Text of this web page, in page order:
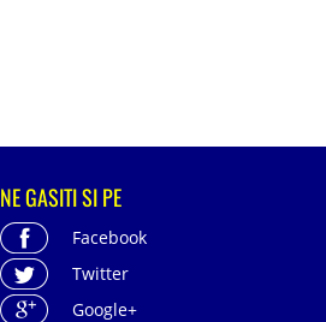
NE GASITI SI PE
Facebook
Twitter
Google+